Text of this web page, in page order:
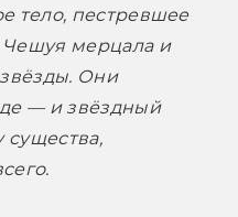
тело, пестревшее
мерцала и
Они
— и звёздный
существа,